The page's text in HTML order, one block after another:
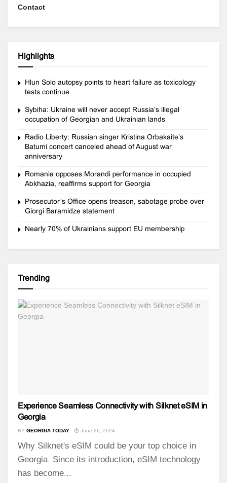
Contact
Highlights
Hlun Solo autopsy points to heart failure as toxicology
tests continue
Sybiha: Ukraine will never accept Russia’s illegal
occupation of Georgian and Ukrainian lands
Radio Liberty: Russian singer Kristina Orbakaite’s
Batumi concert canceled ahead of August war
anniversary
Romania opposes Morandi performance in occupied
Abkhazia, reaffirms support for Georgia
Prosecutor’s Office opens treason, sabotage probe over
Giorgi Baramidze statement
Nearly 70% of Ukrainians support EU membership
Trending
Experience Seamless Connectivity with Silknet eSIM in
Georgia
BY GEORGIA TODAY June 26, 2024
Why Silknet's eSIM could be your top choice in
Georgia Since its introduction, eSIM technology
has become...